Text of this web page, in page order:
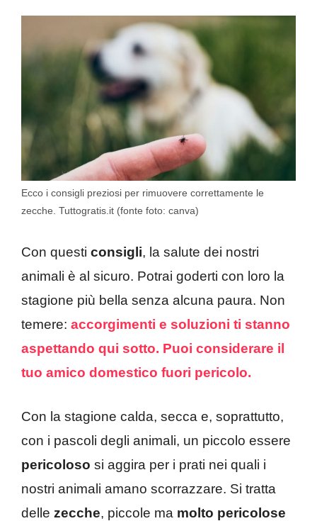
Ecco i consigli preziosi per rimuovere correttamente le
zecche. Tuttogratis.it (fonte foto: canva)
Con questi consigli, la salute dei nostri
animali è al sicuro. Potrai goderti con loro la
stagione più bella senza alcuna paura. Non
temere: accorgimenti e soluzioni ti stanno
aspettando qui sotto. Puoi considerare il
tuo amico domestico fuori pericolo.
Con la stagione calda, secca e, soprattutto,
con i pascoli degli animali, un piccolo essere
pericoloso si aggira per i prati nei quali i
nostri animali amano scorrazzare. Si tratta
delle zecche, piccole ma molto pericolose